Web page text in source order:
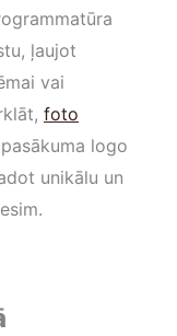
ļaujot
vai
foto
logo
unikālu un